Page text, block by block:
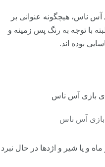
آس ناس، هیچگونه عنوانی بر
با توجه به رنگ پس زمینه و
بوده اند.
بازی آس ناس
و یا شیر و اژدها در حال نبرد